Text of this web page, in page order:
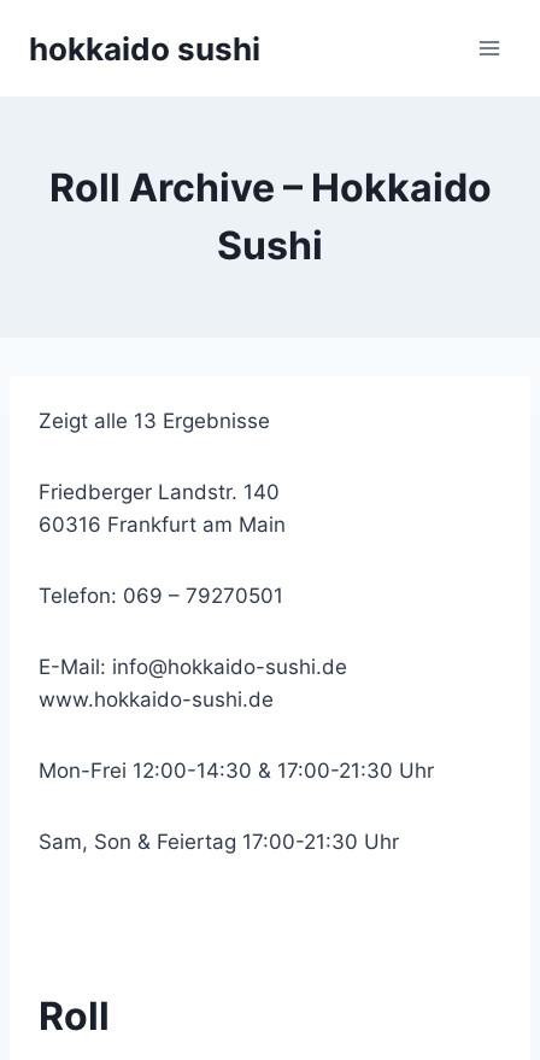
Inhalthokkaido sushi
Roll Archive – Hokkaido
Sushi
Zeigt alle 13 Ergebnisse
Friedberger Landstr. 140
60316 Frankfurt am Main
Telefon: 069 – 79270501
E-Mail: info@hokkaido-sushi.de
www.hokkaido-sushi.de
Mon-Frei 12:00-14:30 & 17:00-21:30 Uhr
Sam, Son & Feiertag 17:00-21:30 Uhr
Roll